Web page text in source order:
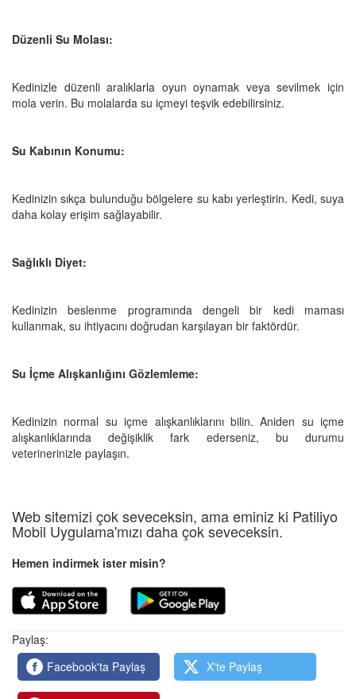
Düzenli Su Molası:
Kedinizle düzenli aralıklarla oyun oynamak veya sevilmek için
mola verin. Bu molalarda su içmeyi teşvik edebilirsiniz.
Su Kabının Konumu:
Kedinizin sıkça bulunduğu bölgelere su kabı yerleştirin. Kedi, suya
daha kolay erişim sağlayabilir.
Sağlıklı Diyet:
Kedinizin beslenme programında dengeli bir kedi maması
kullanmak, su ihtiyacını doğrudan karşılayan bir faktördür.
Su İçme Alışkanlığını Gözlemleme:
Kedinizin normal su içme alışkanlıklarını bilin. Aniden su içme
alışkanlıklarında değişiklik fark ederseniz, bu durumu
veterinerinizle paylaşın.
Web sitemizi çok seveceksin, ama eminiz ki Patiliyo
Mobil Uygulama'mızı daha çok seveceksin.
Hemen indirmek ister misin?
Paylaş:
Facebook'ta Paylaş
X'te Paylaş